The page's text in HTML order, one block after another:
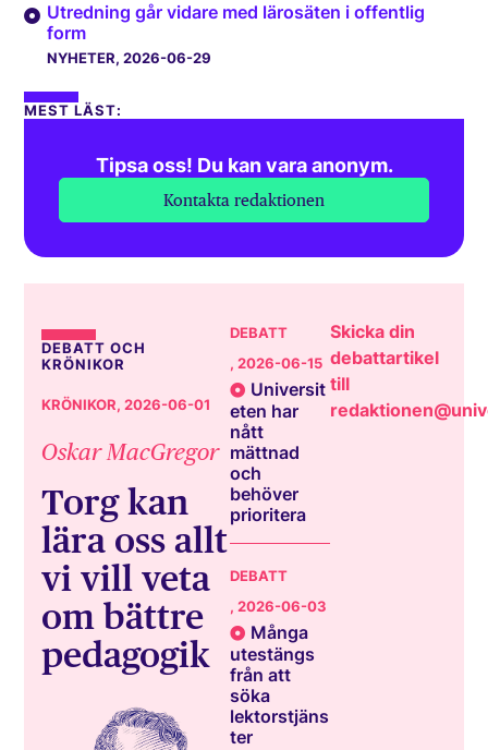
Utredning går vidare med lärosäten i offentlig
form
NYHETER, 2026-06-29
MEST LÄST:
Tipsa oss! Du kan vara anonym.
Kontakta redaktionen
DEBATT OCH
KRÖNIKOR
KRÖNIKOR, 2026-06-01
Oskar MacGregor
Torg kan
lära oss allt
vi vill veta
om bättre
pedagogik
DEBATT
, 2026-06-15
Universit
eten har
nått
mättnad
och
behöver
prioritera
DEBATT
, 2026-06-03
Många
utestängs
från att
söka
lektorstjäns
ter
Skicka din
debattartikel
till